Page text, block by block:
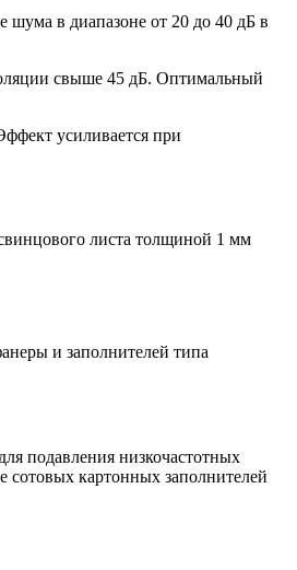
шума в диапазоне от 20 до 40 дБ в
свыше 45 дБ. Оптимальный
усиливается при
листа толщиной 1 мм
и заполнителей типа
подавления низкочастотных
сотовых картонных заполнителей